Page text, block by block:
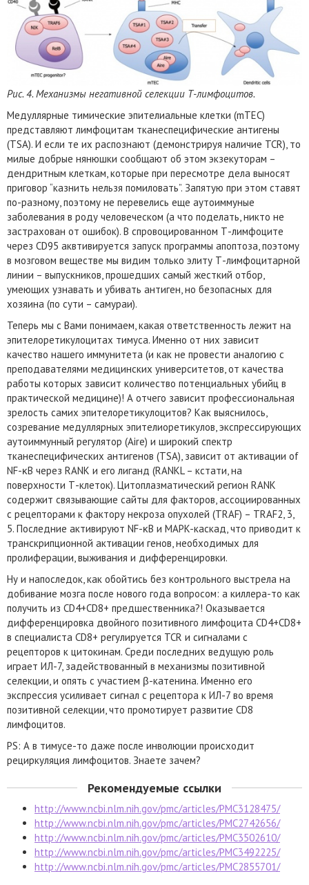
Рис. 4. Механизмы негативной селекции Т-лимфоцитов.
Медуллярные тимические эпителиальные клетки (mTEC)
представляют лимфоцитам тканеспецифические антигены
(TSA). И если те их распознают (демонcтрируя наличие TCR), то
милые добрые нянюшки сообщают об этом экзекуторам –
дендритным клеткам, которые при пересмотре дела выносят
приговор “казнить нельзя помиловать”. Запятую при этом ставят
по-разному, поэтому не перевелись еще аутоиммуные
заболевания в роду человеческом (а что поделать, никто не
застрахован от ошибок). В спровоцированном Т-лимфоците
через CD95 аквтивируется запуск программы апоптоза, поэтому
в мозговом веществе мы видим только элиту Т-лимфоцитарной
линии – выпускников, прошедших самый жесткий отбор,
умеющих узнавать и убивать антиген, но безопасных для
хозяина (по сути – самураи).
Теперь мы с Вами понимаем, какая ответственность лежит на
эпителоретикулоцитах тимуса. Именно от них зависит
качество нашего иммунитета (и как не провести аналогию с
преподавателями медицинских университетов, от качества
работы которых зависит количество потенциальных убийц в
практической медицине)! А отчего зависит профессиональная
зрелость самих эпителоретикулоцитов? Как выяснилось,
созревание медуллярных эпителиоретикулов, экспрессирующих
аутоиммунный регулятор (Aire) и широкий спектр
тканеспецифических антигенов (TSA), зависит от активации of
NF-κB через RANK и его лиганд (RANKL – кстати, на
поверхности Т-клеток). Цитоплазматический регион RANK
содержит связывающие сайты для факторов, ассоциированных
с рецепторами к фактору некроза опухолей (TRAF) – TRAF2, 3,
5. Последние активируют NF-κB и MAPK-каскад, что приводит к
транскрипционной активации генов, необходимых для
пролиферации, выживания и дифференцировки.
Ну и напоследок, как обойтись без контрольного выстрела на
добивание мозга после нового года вопросом: а киллера-то как
получить из CD4+CD8+ предшественника?! Оказывается
дифференцировка двойного позитивного лимфоцита CD4+CD8+
в специалиста CD8+ регулируется TCR и сигналами с
рецепторов к цитокинам. Среди последних ведущую роль
играет ИЛ-7, задействованный в механизмы позитивной
селекции, и опять с участием β-катенина. Именно его
экспрессия усиливает сигнал с рецептора к ИЛ-7 во время
позитивной селекции, что промотирует развитие CD8
лимфоцитов.
PS: А в тимусе-то даже после инволюции происходит
рециркуляция лимфоцитов. Знаете зачем?
Рекомендуемые ссылки
http://www.ncbi.nlm.nih.gov/pmc/articles/PMC3128475/
http://www.ncbi.nlm.nih.gov/pmc/articles/PMC2742656/
http://www.ncbi.nlm.nih.gov/pmc/articles/PMC3502610/
http://www.ncbi.nlm.nih.gov/pmc/articles/PMC3492225/
http://www.ncbi.nlm.nih.gov/pmc/articles/PMC2855701/